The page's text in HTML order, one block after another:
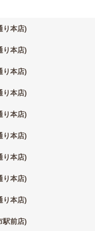
り本店)
り本店)
り本店)
り本店)
り本店)
り本店)
り本店)
り本店)
り本店)
駅前店)